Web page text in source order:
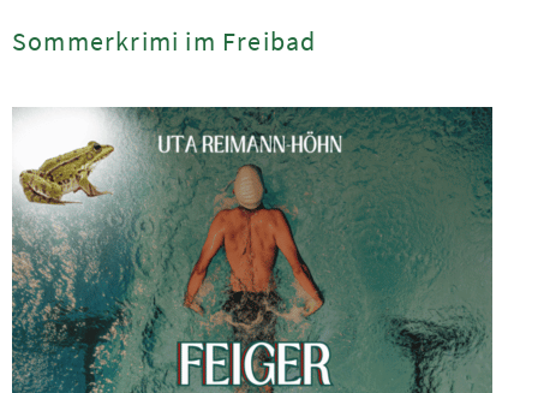
Sommerkrimi im Freibad